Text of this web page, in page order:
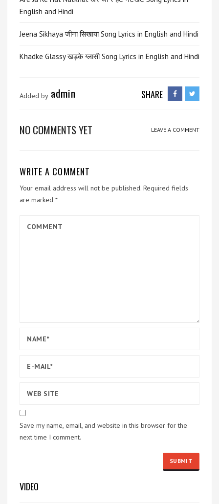
English and Hindi
Jeena Sikhaya जीना सिखाया Song Lyrics in English and Hindi
Khadke Glassy खड़के ग्लासी Song Lyrics in English and Hindi
Added by admin SHARE
NO COMMENTS YET LEAVE A COMMENT
WRITE A COMMENT
Your email address will not be published. Required fields
are marked *
Save my name, email, and website in this browser for the
next time I comment.
VIDEO